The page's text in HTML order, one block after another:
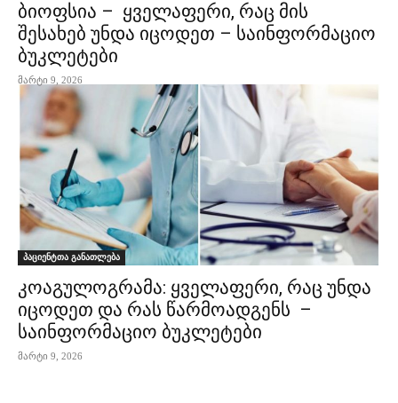
ბიოფსია – ყველაფერი, რაც მის
შესახებ უნდა იცოდეთ – საინფორმაციო
ბუკლეტები
მარტი 9, 2026
პაციენტთა განათლება
კოაგულოგრამა: ყველაფერი, რაც უნდა
იცოდეთ და რას წარმოადგენს –
საინფორმაციო ბუკლეტები
მარტი 9, 2026